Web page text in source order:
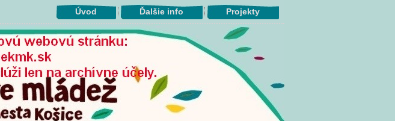
Úvod Ďalšie info Projekty